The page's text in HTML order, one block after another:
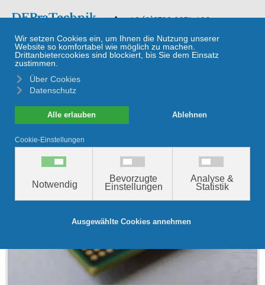
+49 (0)9729 9074 420 ≡
Röntgenfluoreszenzanalyse